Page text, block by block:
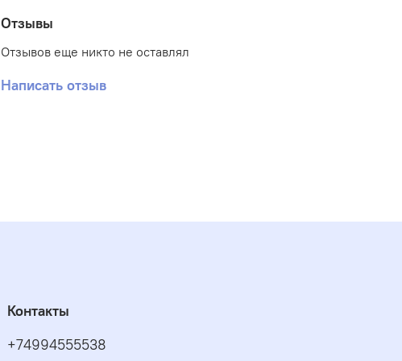
Упакованы мешки в пачки по 20 шт, которые удобно
Отзывы
Отзывов еще никто не оставлял
Написать отзыв
Контакты
+74994555538